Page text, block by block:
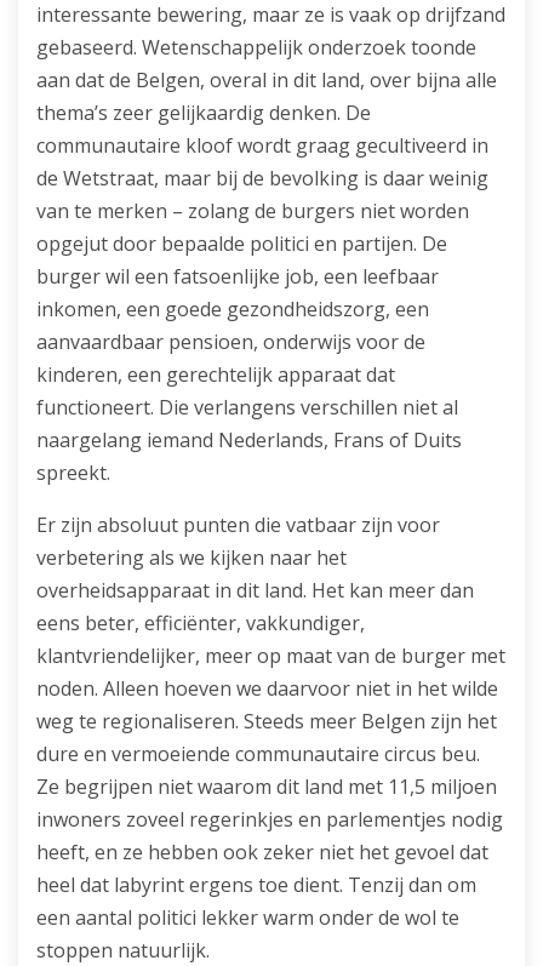
interessante bewering, maar ze is vaak op drijfzand
gebaseerd. Wetenschappelijk onderzoek toonde
aan dat de Belgen, overal in dit land, over bijna alle
thema’s zeer gelijkaardig denken. De
communautaire kloof wordt graag gecultiveerd in
de Wetstraat, maar bij de bevolking is daar weinig
van te merken – zolang de burgers niet worden
opgejut door bepaalde politici en partijen. De
burger wil een fatsoenlijke job, een leefbaar
inkomen, een goede gezondheidszorg, een
aanvaardbaar pensioen, onderwijs voor de
kinderen, een gerechtelijk apparaat dat
functioneert. Die verlangens verschillen niet al
naargelang iemand Nederlands, Frans of Duits
spreekt.
Er zijn absoluut punten die vatbaar zijn voor
verbetering als we kijken naar het
overheidsapparaat in dit land. Het kan meer dan
eens beter, efficiënter, vakkundiger,
klantvriendelijker, meer op maat van de burger met
noden. Alleen hoeven we daarvoor niet in het wilde
weg te regionaliseren. Steeds meer Belgen zijn het
dure en vermoeiende communautaire circus beu.
Ze begrijpen niet waarom dit land met 11,5 miljoen
inwoners zoveel regerinkjes en parlementjes nodig
heeft, en ze hebben ook zeker niet het gevoel dat
heel dat labyrint ergens toe dient. Tenzij dan om
een aantal politici lekker warm onder de wol te
stoppen natuurlijk.